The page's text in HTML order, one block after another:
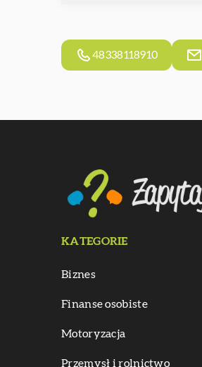
48338118910
KATEGORIE
Biznes
Finanse osobiste
Motoryzacja
Przemysł i rolnictwo